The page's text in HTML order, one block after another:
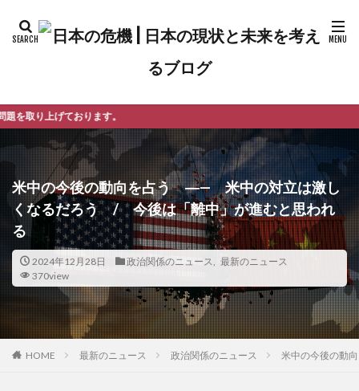
米中の今後の動向を占う ―— 米中の対立は激し
くなるだろう / 今後は「離中」が進むと思われ
る
2024年12月28日 政治関係のニュース
最新のニュース
370view
HOME 最新のニュース 政治関係のニュース 米中の今後の動